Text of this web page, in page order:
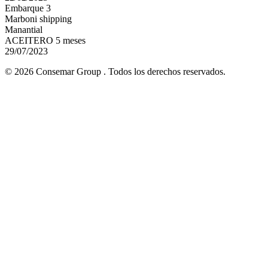
Embarque 3
Marboni shipping
Manantial
ACEITERO 5 meses
29/07/2023
© 2026 Consemar Group . Todos los derechos reservados.